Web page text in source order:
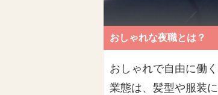
おしゃれな夜職とは？
おしゃれで自由に働
業態は、髪型や服装